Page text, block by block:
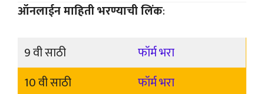
ऑनलाईन माहिती भरण्याची लिंक:
9 वी साठी
फॉर्म भरा
10 वी साठी
फॉर्म भरा